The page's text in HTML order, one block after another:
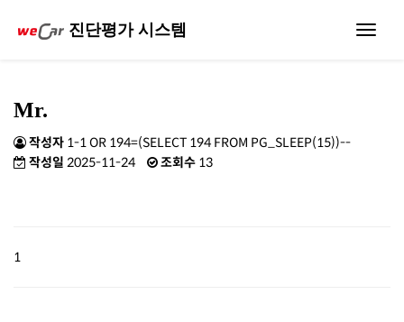
Toggle
진단평가 시스템
Mr.
작성자 1-1 OR 194=(SELECT 194 FROM PG_SLEEP(15))--
작성일 2025-11-24 조회수 13
1